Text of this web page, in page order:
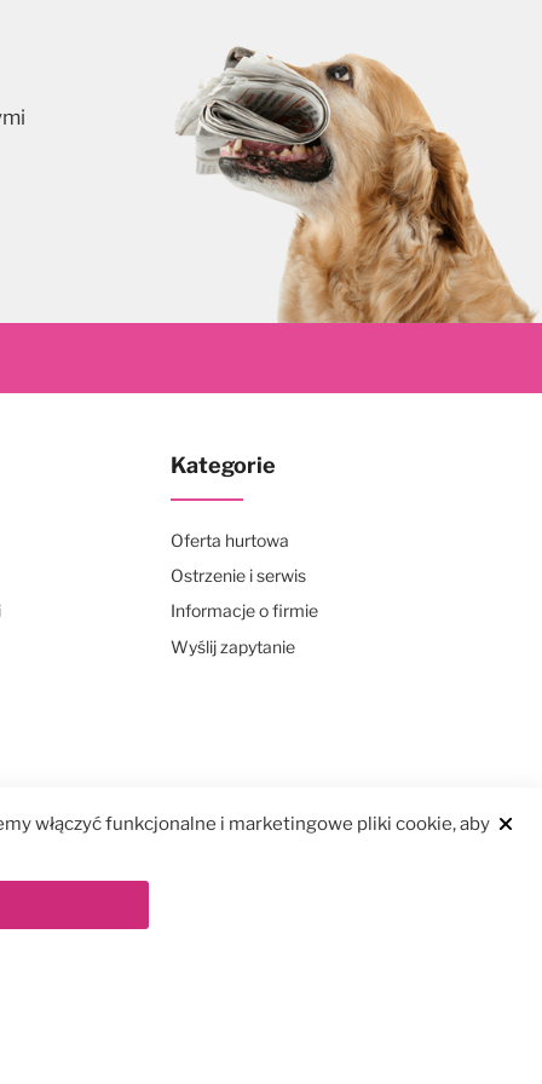
Kategorie
Oferta hurtowa
Ostrzenie i serwis
Informacje o firmie
Wyślij zapytanie
włączyć funkcjonalne i marketingowe pliki cookie, aby